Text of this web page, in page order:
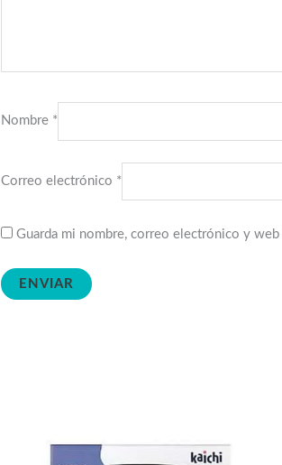
Nombre *
Correo electrónico *
Guarda mi nombre, correo electrónico y